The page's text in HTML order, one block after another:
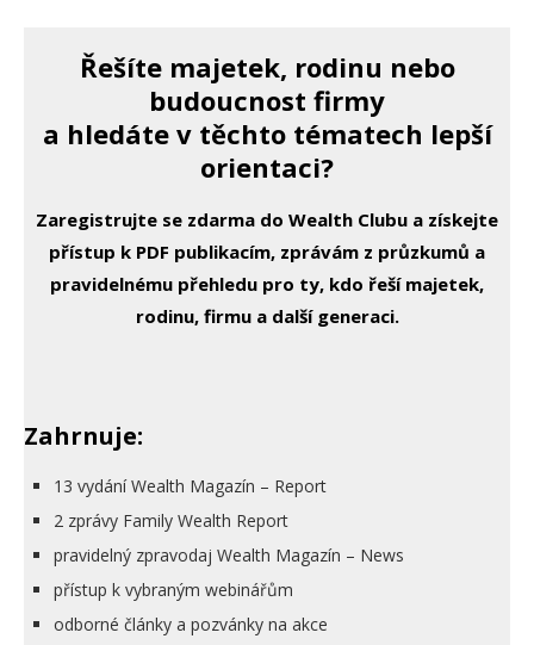
Řešíte majetek, rodinu nebo
budoucnost firmy
a hledáte v těchto tématech lepší
orientaci?
Zaregistrujte se zdarma do Wealth Clubu a získejte
přístup k PDF publikacím, zprávám z průzkumů a
pravidelnému přehledu pro ty, kdo řeší majetek,
rodinu, firmu a další generaci.
Zahrnuje:
13 vydání Wealth Magazín – Report
2 zprávy Family Wealth Report
pravidelný zpravodaj Wealth Magazín – News
přístup k vybraným webinářům
odborné články a pozvánky na akce